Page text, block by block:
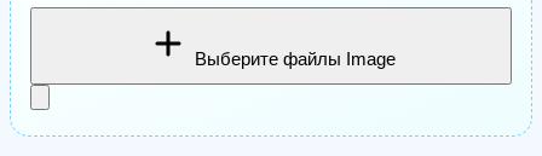
Выберите файлы Image